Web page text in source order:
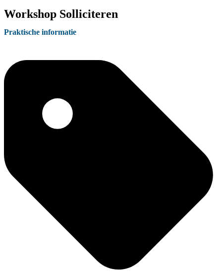
Workshop Solliciteren
Praktische informatie